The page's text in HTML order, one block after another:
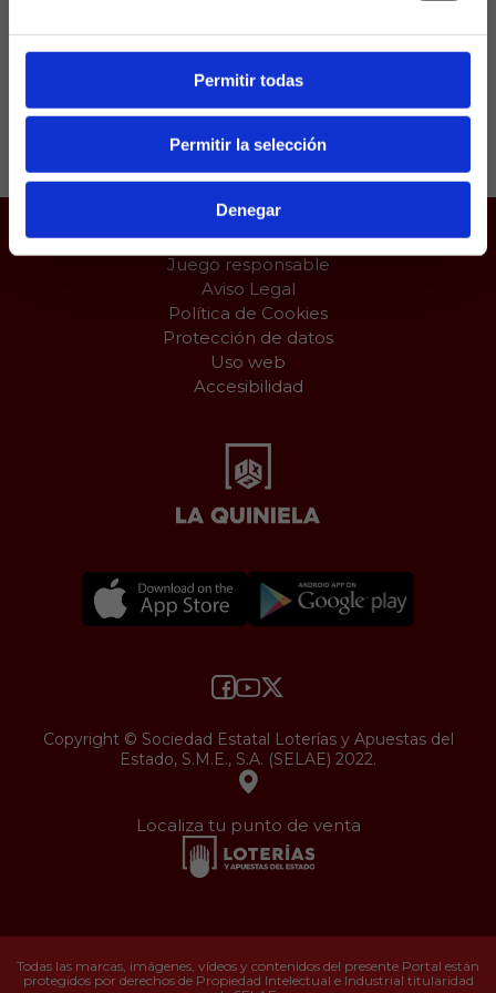
Permitir todas
Permitir la selección
Denegar
lateral derecho titular tiene que emplearse como
central.
Compartir:
Juego responsable
Aviso Legal
Política de Cookies
Protección de datos
Uso web
Accesibilidad
Copyright © Sociedad Estatal Loterías y Apuestas del
Estado, S.M.E., S.A. (SELAE) 2022.
Localiza tu punto de venta
Todas las marcas, imágenes, vídeos y contenidos del presente Portal están
protegidos por derechos de Propiedad Intelectual e Industrial titularidad